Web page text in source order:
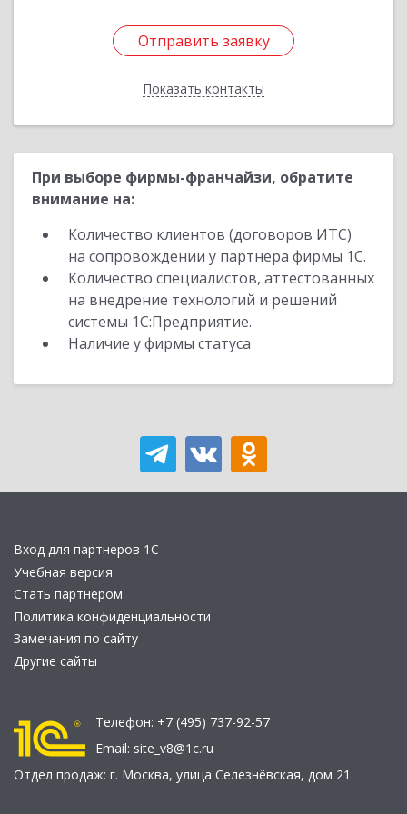
Отправить заявку
Показать контакты
Отправить заявку
Назад
При выборе фирмы-франчайзи, обратите
внимание на:
Количество клиентов (договоров ИТС)
на сопровождении у партнера фирмы 1С.
Количество специалистов, аттестованных
на внедрение технологий и решений
системы 1С:Предприятие.
Наличие у фирмы статуса
Вход для партнеров 1С
Учебная версия
Стать партнером
Политика конфиденциальности
Замечания по сайту
Другие сайты
Телефон: +7 (495) 737-92-57
Email: site_v8@1c.ru
Отдел продаж: г. Москва, улица Селезнёвская, дом 21